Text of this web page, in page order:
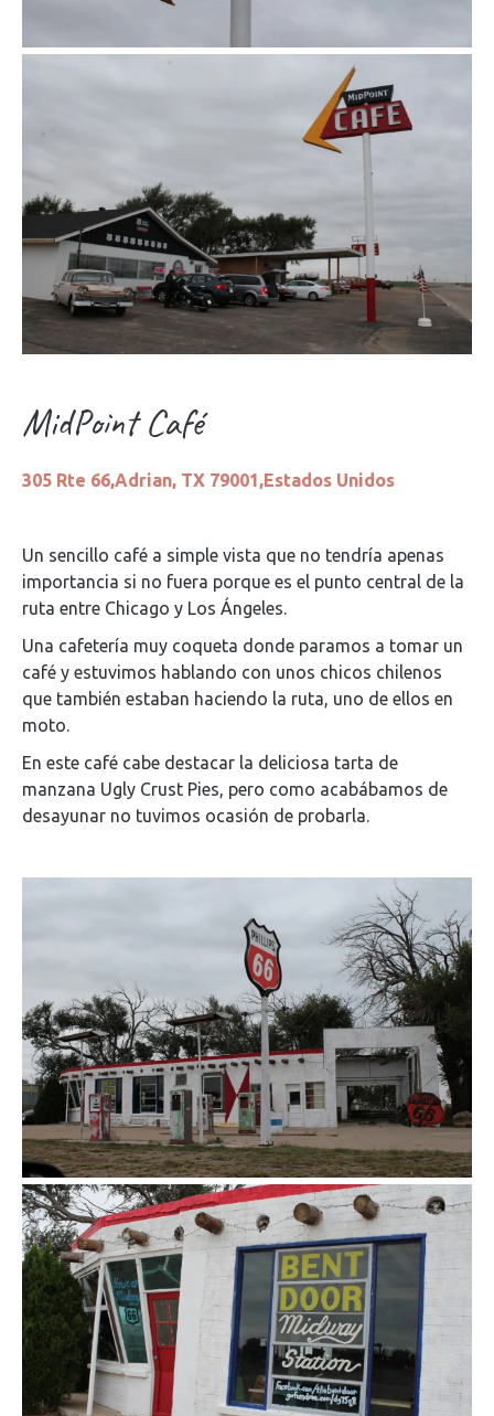
MidPoint Café
305 Rte 66,Adrian, TX 79001,Estados Unidos
Un sencillo café a simple vista que no tendría apenas
importancia si no fuera porque es el punto central de la
ruta entre Chicago y Los Ángeles.
Una cafetería muy coqueta donde paramos a tomar un
café y estuvimos hablando con unos chicos chilenos
que también estaban haciendo la ruta, uno de ellos en
moto.
En este café cabe destacar la deliciosa tarta de
manzana Ugly Crust Pies, pero como acabábamos de
desayunar no tuvimos ocasión de probarla.